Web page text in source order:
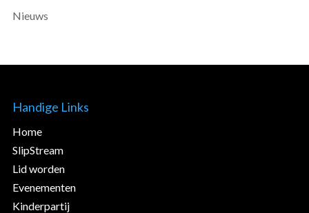
Nieuws
Handige Links
Home
SlipStream
Lid worden
Evenementen
Kinderpartij